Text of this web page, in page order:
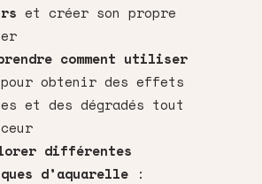
et créer son propre
comment utiliser
pour obtenir des effets
et des dégradés tout
différentes
d’aquarelle :